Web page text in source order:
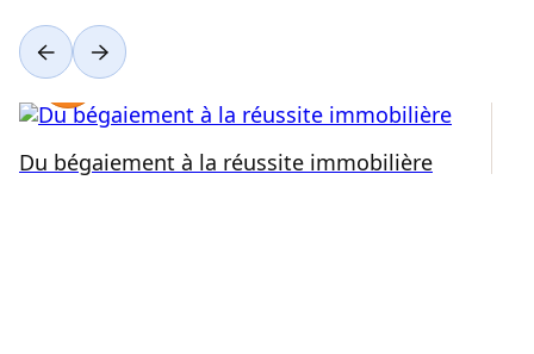
Du bégaiement à la réussite immobilière